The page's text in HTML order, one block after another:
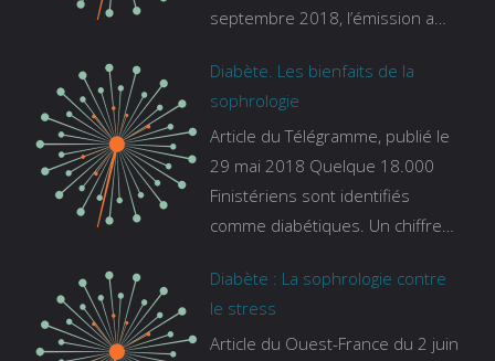
septembre 2018, l’émission a
le site de france bleu :
https://www.francebleu.fr/emissi
ons/les-experts/breizh-izel/vos-
questions-sur-le-sommeil
Diabète. Les bienfaits de la
sophrologie
Article du Télégramme, publié le
29 mai 2018 Quelque 18.000
Finistériens sont identifiés
comme diabétiques. Un chiffre
tous ceux qui s’ignorent. « C’est
une pathologie qui continue à
augmenter, souligne Gaïanne
Diabète : La sophrologie contre
le stress
Article du Ouest-France du 2 juin